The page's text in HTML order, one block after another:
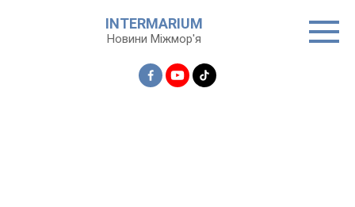
INTERMARIUM
Новини Міжмор'я